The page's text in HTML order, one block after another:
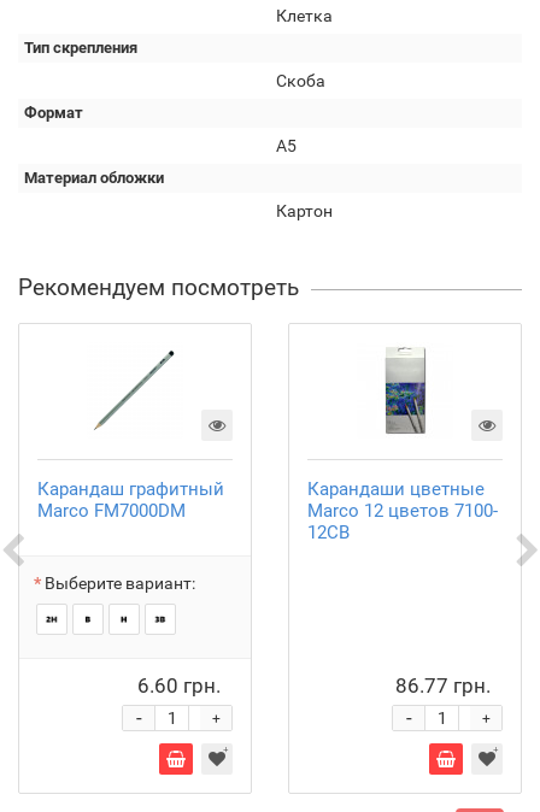
Клетка
Тип скрепления
Скоба
Формат
А5
Материал обложки
Картон
Рекомендуем посмотреть
Карандаш графитный
Marco FM7000DM
Выберите вариант:
6.60 грн.
+
-
Карандаши цветные
Marco 12 цветов 7100-
12CB
86.77 грн.
+
-